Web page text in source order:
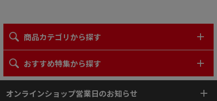
商品カテゴリから探す
おすすめ特集から探す
オンラインショップ営業日のお知らせ